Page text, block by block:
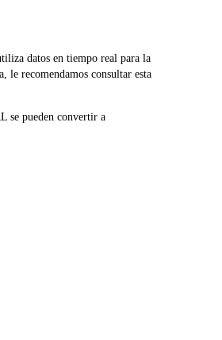
datos en tiempo real para la
le recomendamos consultar esta
se pueden convertir a